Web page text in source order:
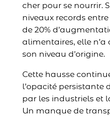
cher pour se nourrir.
niveaux records entre
de 20%
alimentaires, elle
son niveau d’origine.
Cette hausse
l’opacité persistante
par les industriels et
Un manque de